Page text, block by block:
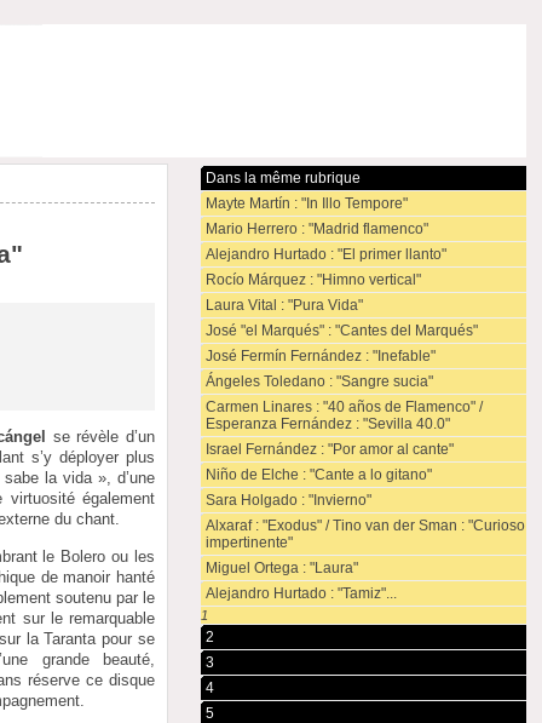
se révèle d’un
s’y déployer plus
la vida », d’une
virtuosité également
du chant.
le Bolero ou les
de manoir hanté
soutenu par le
sur le remarquable
la Taranta pour se
grande beauté,
réserve ce disque
Dans la même rubrique
Mayte Martín : "In Illo Tempore"
Mario Herrero : "Madrid flamenco"
Alejandro Hurtado : "El primer llanto"
Rocío Márquez : "Himno vertical"
Laura Vital : "Pura Vida"
José "el Marqués" : "Cantes del Marqués"
José Fermín Fernández : "Inefable"
Ángeles Toledano : "Sangre sucia"
Carmen Linares : "40 años de Flamenco" /
Esperanza Fernández : "Sevilla 40.0"
Israel Fernández : "Por amor al cante"
Niño de Elche : "Cante a lo gitano"
Sara Holgado : "Invierno"
Alxaraf : "Exodus" / Tino van der Sman : "Curioso
impertinente"
Miguel Ortega : "Laura"
Alejandro Hurtado : "Tamiz"...
1
2
3
4
5